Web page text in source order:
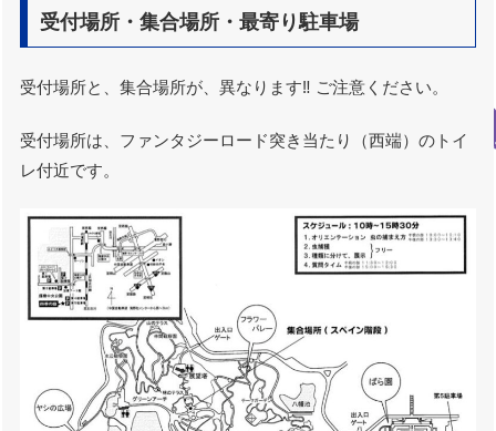
受付場所・集合場所・最寄り駐車場
受付場所と、集合場所が、異なります‼️ ご注意ください。
受付場所は、ファンタジーロード突き当たり（西端）のトイ
レ付近です。